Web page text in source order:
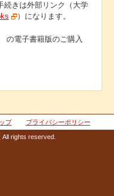
続きは外部リンク（大学
）になります。
の電子書籍版のご購入
プ プライバシーポリシー
rights reserved.